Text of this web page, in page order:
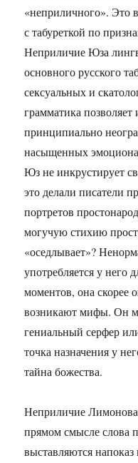
«неприличного». Это
с табуреткой по
Неприличие Юза
основного русского
сексуальных и
грамматика
принципиально
насыщенных
Юз не инкрустирует
это делали писатели
портретов
могучую стихию
«оседлывает»?
употребляется у него
моментов, она скорее
возникают мифы. Он
гениальный серфер
точка назначения у
тайна божества.
Неприличие
прямом смысле слова
выставляются